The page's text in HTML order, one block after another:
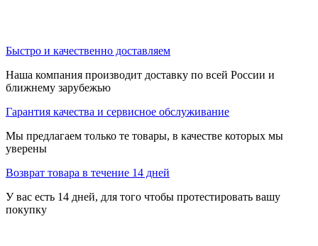
Быстро и качественно доставляем
Наша компания производит доставку по всей России и
ближнему зарубежью
Гарантия качества и сервисное обслуживание
Мы предлагаем только те товары, в качестве которых мы
уверены
Возврат товара в течение 14 дней
У вас есть 14 дней, для того чтобы протестировать вашу
покупку